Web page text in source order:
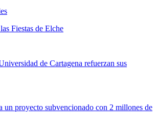
Fiestas de Elche
de Cartagena refuerzan sus
proyecto subvencionado con 2 millones de